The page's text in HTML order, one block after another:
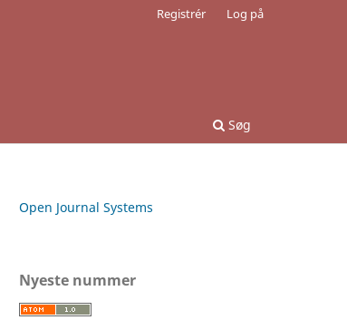
Søg
Registrér Log på
Open Journal Systems
Nyeste nummer